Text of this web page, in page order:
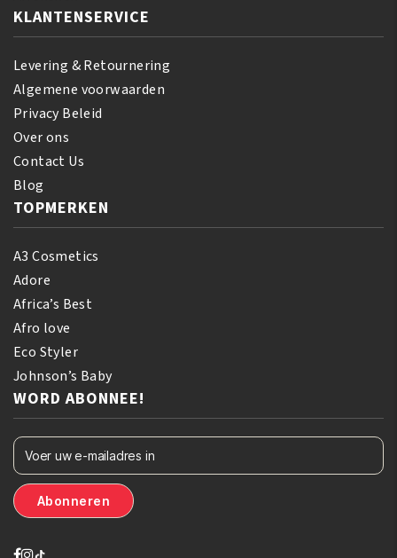
KLANTENSERVICE
Levering & Retournering
Algemene voorwaarden
Privacy Beleid
Over ons
Contact Us
Blog
TOPMERKEN
A3 Cosmetics
Adore
Africa’s Best
Afro love
Eco Styler
Johnson’s Baby
WORD ABONNEE!